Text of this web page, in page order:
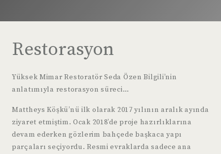
Restorasyon
Yüksek Mimar Restoratör Seda Özen Bilgili’nin
anlatımıyla restorasyon süreci…
Mattheys Köşkü’nü ilk olarak 2017 yılının aralık ayında
ziyaret etmiştim. Ocak 2018’de proje hazırlıklarına
devam ederken gözlerim bahçede başkaca yapı
parçaları seçiyordu. Resmi evraklarda sadece ana